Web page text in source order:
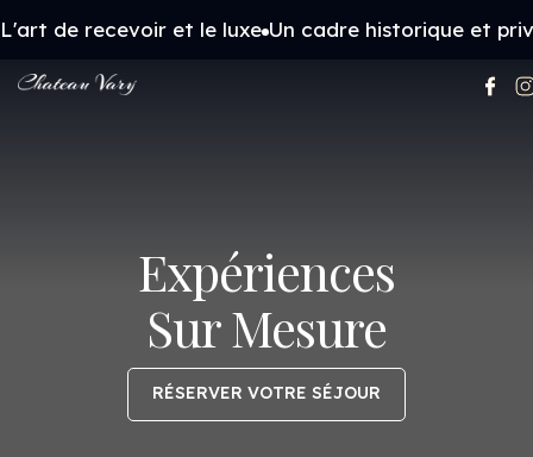
L'art de recevoir et le luxe Un cadre historique et
Expériences
Sur Mesure
RÉSERVER VOTRE SÉJOUR
RÉSERVER VOTRE SÉJOUR